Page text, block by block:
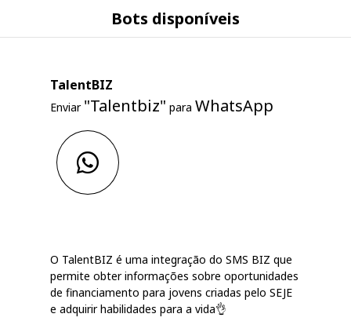
Bots disponíveis
TalentBIZ
Enviar "Talentbiz" para WhatsApp
O TalentBIZ é uma integração do SMS BIZ que
permite obter informações sobre oportunidades
de financiamento para jovens criadas pelo SEJE
e adquirir habilidades para a vida👌